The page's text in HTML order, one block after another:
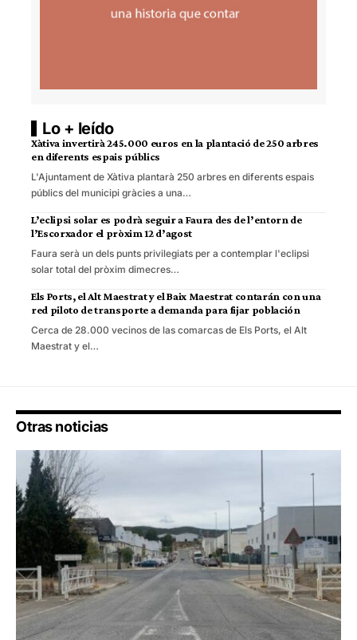
Lo + leído
Xàtiva invertirà 245.000 euros en la plantació de 250 arbres
en diferents espais públics
L'Ajuntament de Xàtiva plantarà 250 arbres en diferents espais
públics del municipi gràcies a una…
L’eclipsi solar es podrà seguir a Faura des de l’entorn de
l’Escorxador el pròxim 12 d’agost
Faura serà un dels punts privilegiats per a contemplar l'eclipsi
solar total del pròxim dimecres…
Els Ports, el Alt Maestrat y el Baix Maestrat contarán con una
red piloto de transporte a demanda para fijar población
Cerca de 28.000 vecinos de las comarcas de Els Ports, el Alt
Maestrat y el…
Otras noticias